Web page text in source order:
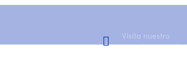
Visita nuestro
Canal de YouTube